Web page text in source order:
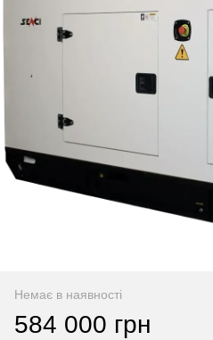
Немає в наявності
584 000 грн